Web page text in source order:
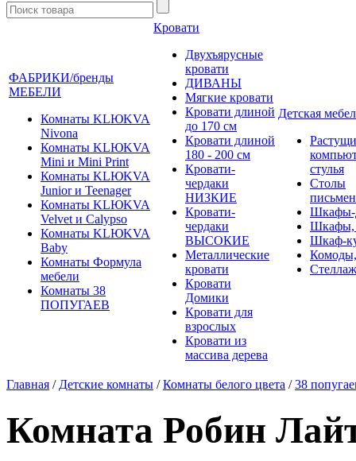
ФАБРИКИ/бренды
МЕБЕЛИ
Комнаты KLЮKVA
Nivona
Комнаты KLЮKVA
Mini и Mini Print
Комнаты KLЮKVA
Junior и Teenager
Комнаты KLЮKVA
Velvet и Calypso
Комнаты KLЮKVA
Baby
Комнаты Формула
мебели
Комнаты 38
ПОПУГАЕВ
Кровати
Двухъярусные
кровати
ДИВАНЫ
Мягкие кровати
Кровати длиной
до 170 см
Кровати длиной
180 - 200 см
Кровати-
чердаки
НИЗКИЕ
Кровати-
чердаки
ВЫСОКИЕ
Металлические
кровати
Кровати
Домики
Кровати для
взрослых
Кровати из
массива дерева
Детская
стулья
Столы
Шкафы-
Шкафы,
Шкаф-
Главная / Детские комнаты /Комнаты белого цвета /38
Комната Робин